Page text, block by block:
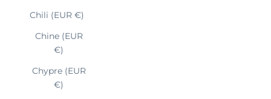
Chili (EUR €)
Chine (EUR
€)
Chypre (EUR
€)